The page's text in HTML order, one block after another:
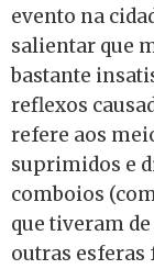
evento na
salientar que
bastante
reflexos
refere aos
suprimidos e
comboios
que tiveram
outras